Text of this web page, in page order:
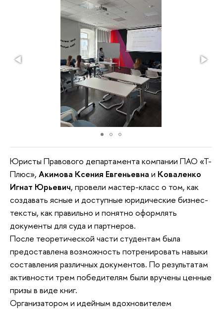
Юристы Правового департамента компании ПАО «Т-
Плюс», Акимова Ксения Евгеньевна и Коваленко
Игнат Юрьевич, провели мастер-класс о том, как
создавать ясные и доступные юридические бизнес-
тексты, как правильно и понятно оформлять
документы для суда и партнеров.
После теоретической части студентам была
предоставлена возможность потренировать навыки
составления различных документов. По результатам
активности трем победителям были вручены ценные
призы в виде книг.
Организатором и идейным вдохновителем